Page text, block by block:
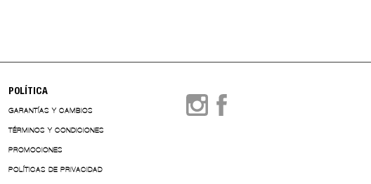
POLÍTICA
GARANTÍAS Y CAMBIOS
TÉRMINOS Y CONDICIONES
PROMOCIONES
POLÍTICAS DE PRIVACIDAD